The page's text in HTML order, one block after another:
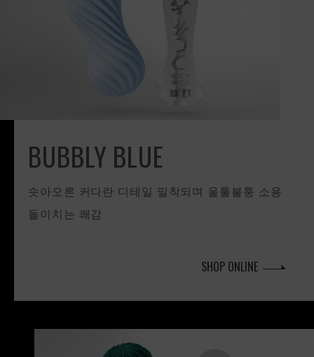
BUBBLY BLUE
솟아오른 커다란 디테일 밀착되며 울툴불퉁 소용
돌이치는 쾌감
SHOP ONLINE